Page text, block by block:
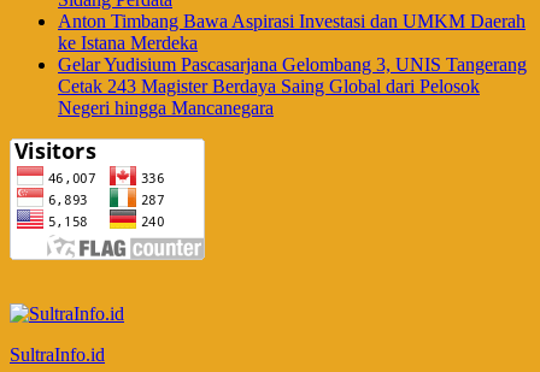
Anton Timbang Bawa Aspirasi Investasi dan UMKM Daerah
ke Istana Merdeka
Gelar Yudisium Pascasarjana Gelombang 3, UNIS Tangerang
Cetak 243 Magister Berdaya Saing Global dari Pelosok
Negeri hingga Mancanegara
SultraInfo.id